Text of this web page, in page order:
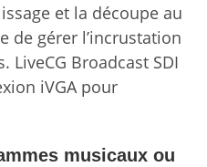
et la découpe au
de gérer l’incrustation
LiveCG Broadcast SDI
iVGA pour
musicaux ou